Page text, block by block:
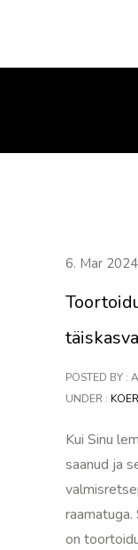
6. Mar 2024
POSTED BY :
UNDER : KOER
Kui Sinu
saanud ja
on